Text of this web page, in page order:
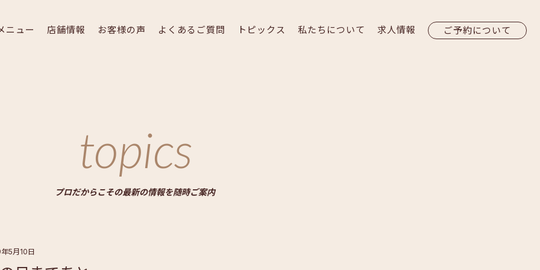
ニュー 店舗情報 お客様の声 よくあるご質問 トピックス 私たちについて 求人情報 ご予約について
topics
プロだからこその最新の情報を随時ご案内
5月10日